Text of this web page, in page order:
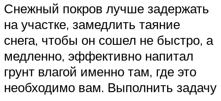
Снежный покров лучше задержать
на участке, замедлить таяние
снега, чтобы он сошел не быстро, а
медленно, эффективно напитал
грунт влагой именно там, где это
необходимо вам. Выполнить задачу